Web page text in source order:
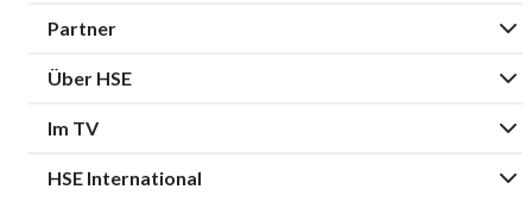
Partner
Über HSE
Im TV
HSE International